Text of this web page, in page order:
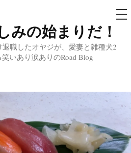
みの始まりだ！
職したオヤジが、愛妻と雑種犬2
いあり涙ありのRoad Blog
メ
ニ